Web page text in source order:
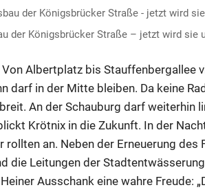
der Königsbrücker Straße – jetzt wird sie
Albertplatz bis Stauffenbergallee
darf in der Mitte bleiben. Da keine
An der Schauburg darf weiterhin
Krötnix in die Zukunft. In der
an. Neben der Erneuerung des
die Leitungen der
Ausschank eine wahre Freude: